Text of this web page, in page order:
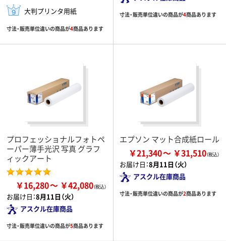
大判プリンタ用紙
寸法・販売単位違いの商品が4商品あります
寸法・販売単位違いの商品が4商品あります
プロフェッショナルフォトペ
ーパー薄手光沢 写真 グラフ
ィックアート
￥16,280 ￥42,080
お届け日：8月11日（火）
アスクル在庫商品
寸法・販売単位違いの商品が5商品あります
エプソン マット合成紙ロール
￥21,340 ￥31,510
お届け日：8月11日（火）
アスクル在庫商品
寸法・販売単位違いの商品が2商品あります